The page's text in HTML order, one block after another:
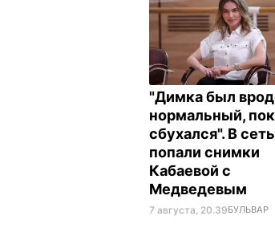
"Димка был
нормальный,
сбухался". В сеть
попали снимки
Кабаевой с
Медведевым
7 августа, 20.39БУЛЬВАР